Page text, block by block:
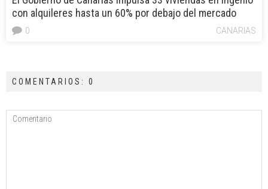
con alquileres hasta un 60% por debajo del mercado
CANARIAS
0
COMENTARIOS: 0